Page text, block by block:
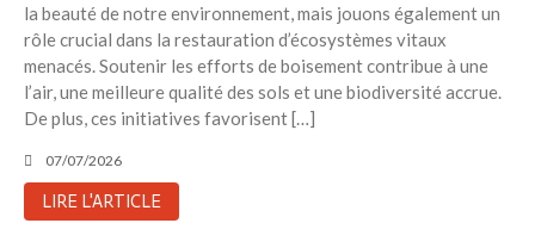
la beauté de notre environnement, mais jouons également un
rôle crucial dans la restauration d’écosystèmes vitaux
menacés. Soutenir les efforts de boisement contribue à une
l’air, une meilleure qualité des sols et une biodiversité accrue.
De plus, ces initiatives favorisent […]
07/07/2026
LIRE L'ARTICLE